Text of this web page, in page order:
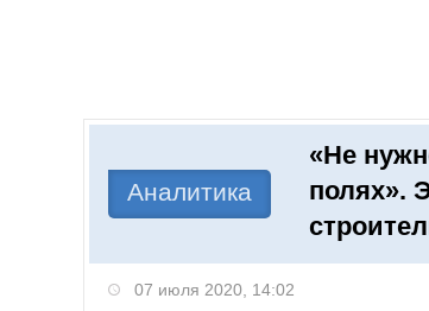
Аналитика
«Не
полях».
07 июля 2020, 14:02